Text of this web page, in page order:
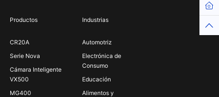
Productos
CR20A
Serie Nova
Cámara Inteligente
VX500
MG400
Industrias
Automotriz
Electrónica de
Consumo
Educación
Alimentos y
Top